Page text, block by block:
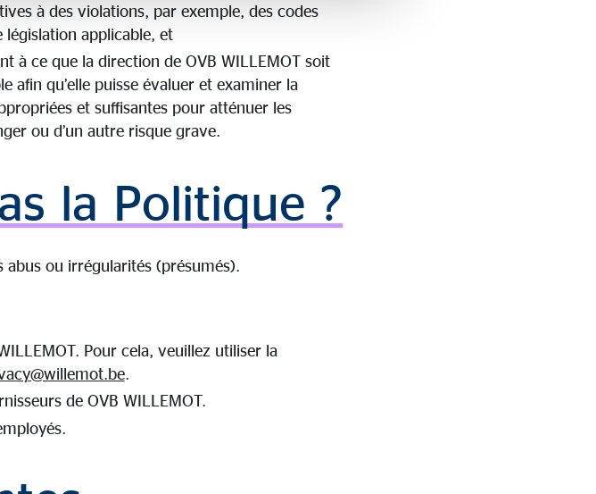
à des violations, par exemple, des codes
législation applicable, et
à ce que la direction de OVB WILLEMOT soit
afin qu’elle puisse évaluer et examiner la
et suffisantes pour atténuer les
ou d’un autre risque grave.
la Politique ?
abus ou irrégularités (présumés).
Pour cela, veuillez utiliser la
.
de OVB WILLEMOT.